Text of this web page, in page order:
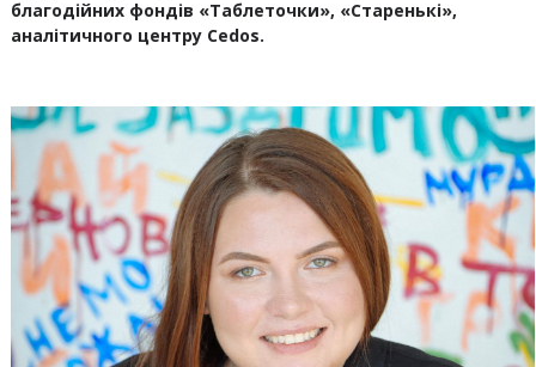
благодійних фондів «Таблеточки», «Старенькі»,
аналітичного центру Cedos.